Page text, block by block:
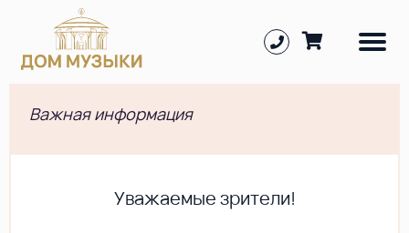
Важная информация
Уважаемые зрители!